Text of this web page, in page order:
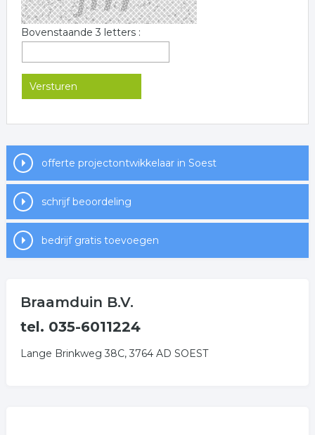
Bovenstaande 3 letters :
offerte projectontwikkelaar in Soest
schrijf beoordeling
bedrijf gratis toevoegen
Braamduin B.V.
tel. 035-6011224
Lange Brinkweg 38C, 3764 AD SOEST